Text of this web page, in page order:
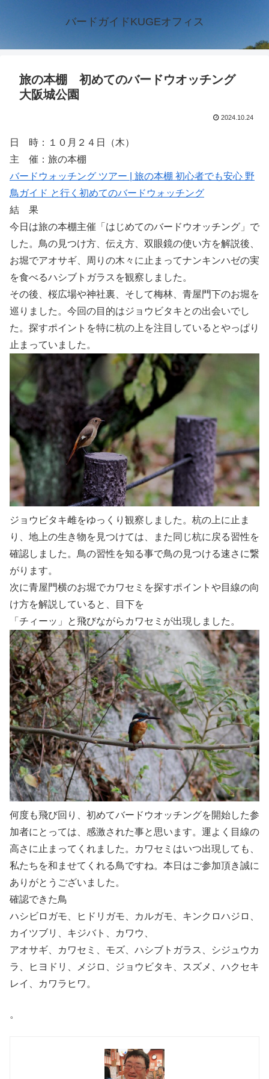
バードガイドKUGEオフィス
旅の本棚 初めてのバードウオッチング
大阪城公園
2024.10.24
日 時：１０月２４日（木）
主 催：旅の本棚
バードウォッチング ツアー | 旅の本棚 初心者でも安心 野
鳥ガイド と行く初めてのバードウォッチング
結 果
今日は旅の本棚主催「はじめてのバードウオッチング」で
した。鳥の見つけ方、伝え方、双眼鏡の使い方を解説後、
お堀でアオサギ、周りの木々に止まってナンキンハゼの実
を食べるハシブトガラスを観察しました。
その後、桜広場や神社裏、そして梅林、青屋門下のお堀を
巡りました。今回の目的はジョウビタキとの出会いでし
た。探すポイントを特に杭の上を注目しているとやっぱり
止まっていました。
ジョウビタキ雌をゆっくり観察しました。杭の上に止ま
り、地上の生き物を見つけては、また同じ杭に戻る習性を
確認しました。鳥の習性を知る事で鳥の見つける速さに繋
がります。
次に青屋門横のお堀でカワセミを探すポイントや目線の向
け方を解説していると、目下を
「チィーッ」と飛びながらカワセミが出現しました。
何度も飛び回り、初めてバードウオッチングを開始した参
加者にとっては、感激された事と思います。運よく目線の
高さに止まってくれました。カワセミはいつ出現しても、
私たちを和ませてくれる鳥ですね。本日はご参加頂き誠に
ありがとうございました。
確認できた鳥
ハシビロガモ、ヒドリガモ、カルガモ、キンクロハジロ、
カイツブリ、キジバト、カワウ、
アオサギ、カワセミ、モズ、ハシブトガラス、シジュウカ
ラ、ヒヨドリ、メジロ、ジョウビタキ、スズメ、ハクセキ
レイ、カワラヒワ。
。